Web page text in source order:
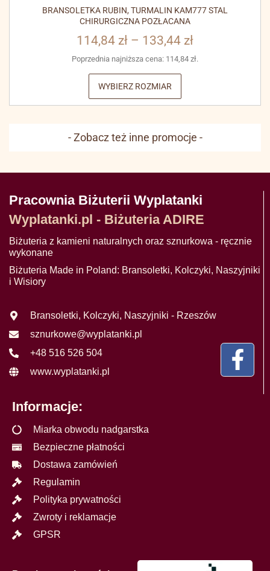
BRANSOLETKA RUBIN, TURMALIN KAM777 STAL
CHIRURGICZNA POZŁACANA
114,84 zł – 133,44 zł
Poprzednia najniższa cena: 114,84 zł.
WYBIERZ ROZMIAR
- Zobacz też inne promocje -
Pracownia Biżuterii Wyplatanki
Wyplatanki.pl - Biżuteria ADIRE
Biżuteria z kamieni naturalnych oraz sznurkowa - ręcznie
wykonane
Biżuteria Made in Poland: Bransoletki, Kolczyki, Naszyjniki
i Wisiory
Bransoletki, Kolczyki, Naszyjniki - Rzeszów
sznurkowe@wyplatanki.pl
+48 516 526 504
www.wyplatanki.pl
Informacje:
Miarka obwodu nadgarstka
Bezpieczne płatności
Dostawa zamówień
Regulamin
Polityka prywatności
Zwroty i reklamacje
GPSR